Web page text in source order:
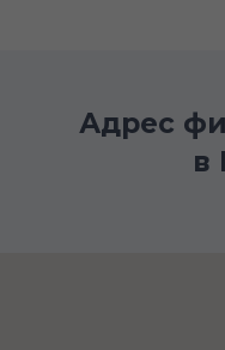
Адрес
в